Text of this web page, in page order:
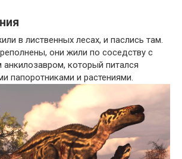
в лиственных лесах, и паслись там.
они жили по соседству с
который питался
папоротниками и растениями.